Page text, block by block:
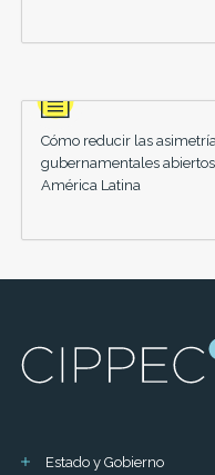
Cómo reducir las
gubernamentales
América Latina
Estado y Gobierno